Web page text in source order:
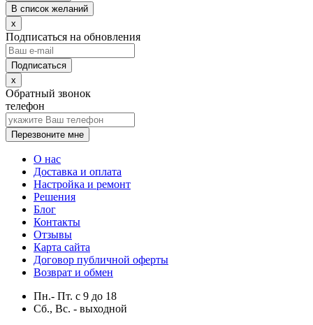
В список желаний
x
Подписаться на обновления
x
Обратный звонок
телефон
Перезвоните мне
О нас
Доставка и оплата
Настройка и ремонт
Решения
Блог
Контакты
Отзывы
Карта сайта
Договор публичной оферты
Возврат и обмен
Пн.- Пт. с 9 до 18
Сб., Вс. - выходной